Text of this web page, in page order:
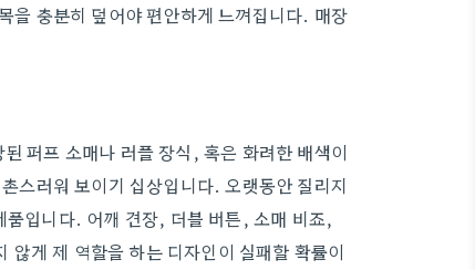
을 충분히 덮어야 편안하게 느껴집니다. 매장
퍼프 소매나 러플 장식, 혹은 화려한 배색이
스러워 보이기 십상입니다. 오랫동안 질리지
품입니다. 어깨 견장, 더블 버튼, 소매 비죠,
게 제 역할을 하는 디자인이 실패할 확률이